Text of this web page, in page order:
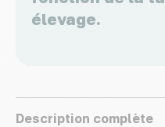
élevage.
Description complète